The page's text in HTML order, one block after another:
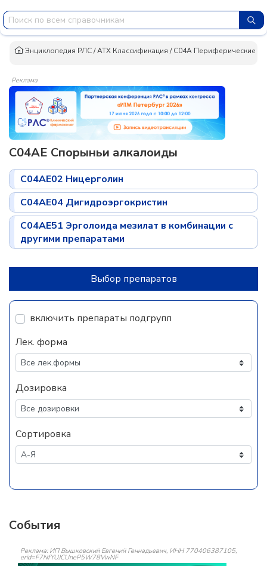
Энциклопедия РЛС/АТХ Классификация /C04A Периферические
Реклама
C04AE Спорыньи алкалоиды
C04AE02 Ницерголин
C04AE04 Дигидроэргокристин
C04AE51 Эрголоида мезилат в комбинации с
другими препаратами
Выбор препаратов
включить препараты подгрупп
Лек. форма
Дозировка
Сортировка
События
Реклама: ИП Вышковский Евгений Геннадьевич, ИНН 770406387105,
erid=F7NfYUJCUneP5W78VwNF